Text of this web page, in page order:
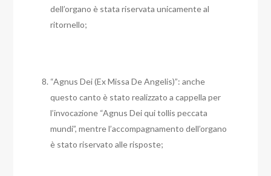
dell’organo è stata riservata unicamente al
ritornello;
“Agnus Dei (Ex Missa De Angelis)”: anche
questo canto è stato realizzato a cappella per
l’invocazione “Agnus Dei qui tollis peccata
mundi”, mentre l’accompagnamento dell’organo
è stato riservato alle risposte;